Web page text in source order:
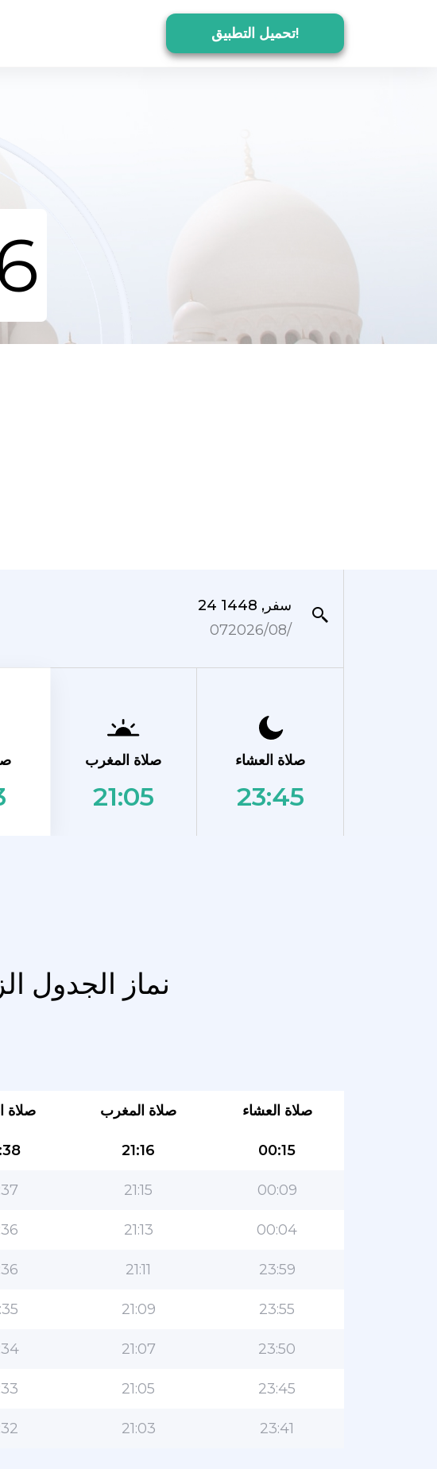
تحميل التطبيق!
24 سفر, 1448
07‏/08‏/2026
صلاة المغرب
21:05
صلاة العشاء
23:45
نماز الجدول
صلاة صلاة المغرب صلاة العشاء
21:16 00:15
21:15 00:09
21:13 00:04
21:11 23:59
21:09 23:55
21:07 23:50
21:05 23:45
21:03 23:41